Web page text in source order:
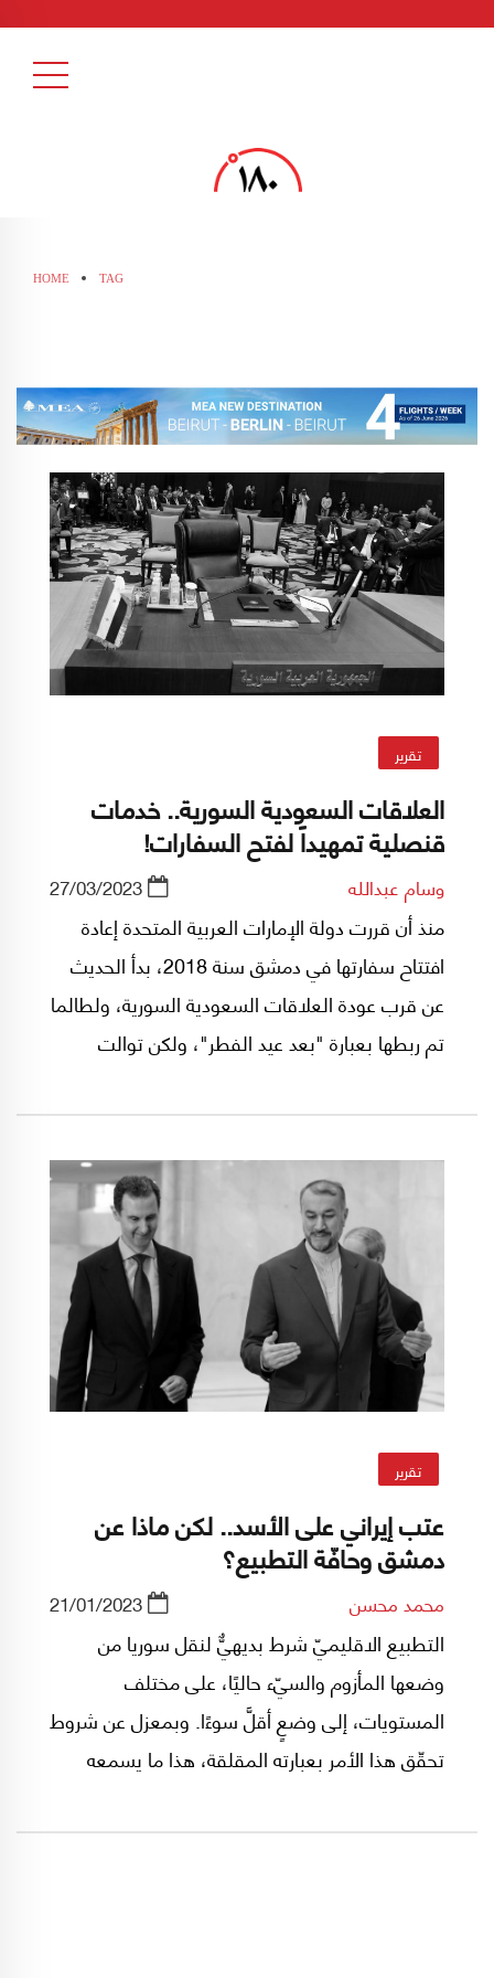
HOME TAG
تقرير
العلاقات السعودية السورية.. خدمات
قنصلية تمهيداً لفتح السفارات!
وسام عبدالله 27/03/2023
منذ أن قررت دولة الإمارات العربية المتحدة إعادة
افتتاح سفارتها في دمشق سنة 2018، بدأ الحديث
عن قرب عودة العلاقات السعودية السورية، ولطالما
تم ربطها بعبارة "بعد عيد الفطر"، ولكن توالت
التي كان يعتقدها كثيرون.
تقرير
عتب إيراني على الأسد.. لكن ماذا عن
دمشق وحافّة التطبيع؟
محمد محسن 21/01/2023
التطبيع الاقليميّ شرط بديهيٌّ لنقل سوريا من
وضعها المأزوم والسيّء حاليًا، على مختلف
المستويات، إلى وضعٍ أقلَّ سوءًا. وبمعزل عن شروط
تحقّق هذا الأمر بعبارته المقلقة، هذا ما يسمعه
وإخفاتًا، فئة وازنة من السوريين.